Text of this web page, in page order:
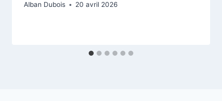
Alban Dubois 20 avril 2026